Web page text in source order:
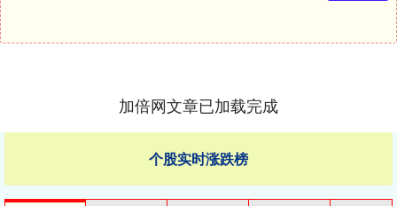
加倍网文章已加载完成
个股实时涨跌榜